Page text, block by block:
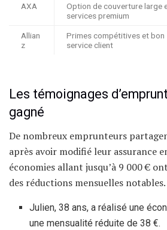
AXA
Option de couverture large
services premium
Allian
z
Primes compétitives et bon
service client
Les témoignages
gagné
De nombreux emprunteurs
après avoir modifié leur assurance
économies allant jusqu’à 9 000 €
des réductions mensuelles
Julien, 38 ans, a réalisé une
une mensualité réduite de 38 €.